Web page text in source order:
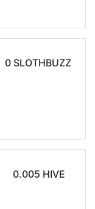
0 SLOTHBUZZ
0.005 HIVE